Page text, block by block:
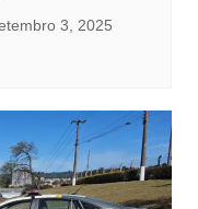
3, 2025